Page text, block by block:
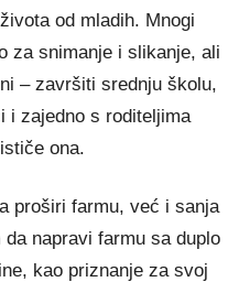
od mladih. Mnogi
za snimanje i slikanje, ali
– završiti srednju školu,
i zajedno s roditeljima
ona.
proširi farmu, već i sanja
napravi farmu sa duplo
kao priznanje za svoj